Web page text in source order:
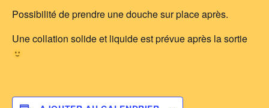
Possibilité de prendre une douche sur place après.
Une collation solide et liquide est prévue après la sortie